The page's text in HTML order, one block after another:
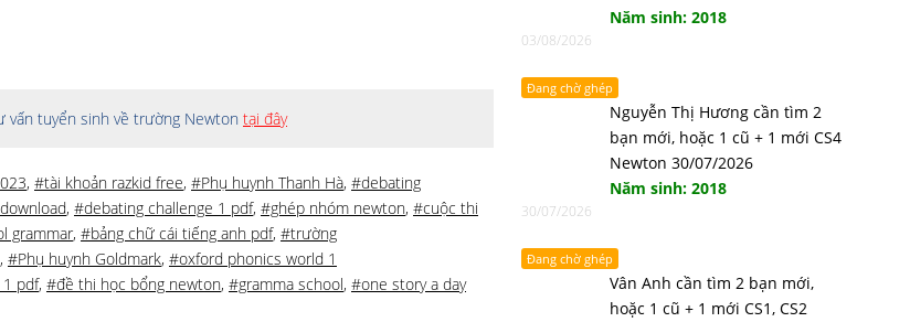
vấn tuyển sinh về trường Newton tại đây
, #tài khoản razkid free, #Phụ huynh Thanh Hà, #debating
, #debating challenge 1 pdf, #ghép nhóm newton, #cuộc thi
grammar, #bảng chữ cái tiếng anh pdf, #trường
, #Phụ huynh Goldmark, #oxford phonics world 1
1 pdf, #đề thi học bổng newton, #gramma school, #one story a day
Năm sinh: 2018
03/08/2026
Đang chờ ghép
Nguyễn Thị Hương cần tìm 2
bạn mới, hoặc 1 cũ + 1 mới CS4
Newton 30/07/2026
Năm sinh: 2018
30/07/2026
Đang chờ ghép
Vân Anh cần tìm 2 bạn mới,
hoặc 1 cũ + 1 mới CS1, CS2